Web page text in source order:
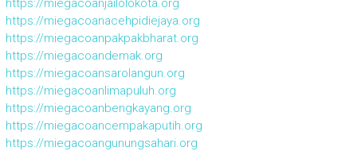
https://miegacoanjailolokota.org
https://miegacoanacehpidiejaya.org
https://miegacoanpakpakbharat.org
https://miegacoandemak.org
https://miegacoansarolangun.org
https://miegacoanlimapuluh.org
https://miegacoanbengkayang.org
https://miegacoancempakaputih.org
https://miegacoangunungsahari.org